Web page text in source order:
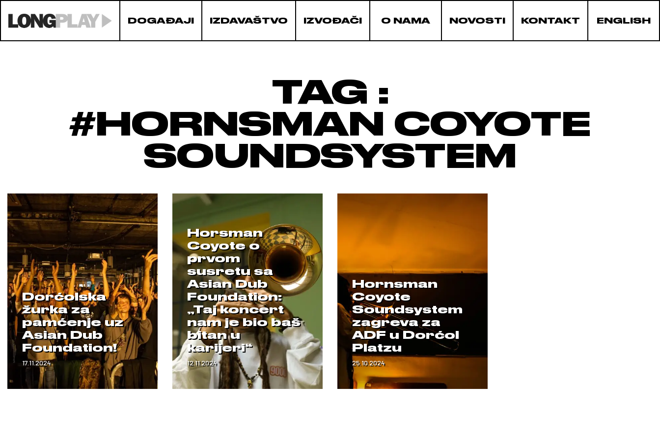
DOGAĐAJI IZDAVAŠTVO IZVOĐAČI O NAMA NOVOSTI KONTAKT ENGLISH
TAG :
#HORNSMAN COYOTE
SOUNDSYSTEM
Dorćolska
žurka za
pamćenje uz
Asian Dub
Foundation!
17.11.2024
Horsman
Coyote o
prvom
susretu sa
Asian Dub
Foundation:
„Taj koncert
nam je bio baš
bitan u
karijeri“
12.11.2024
Hornsman
Coyote
Soundsystem
zagreva za
ADF u Dorćol
Platzu
25.10.2024